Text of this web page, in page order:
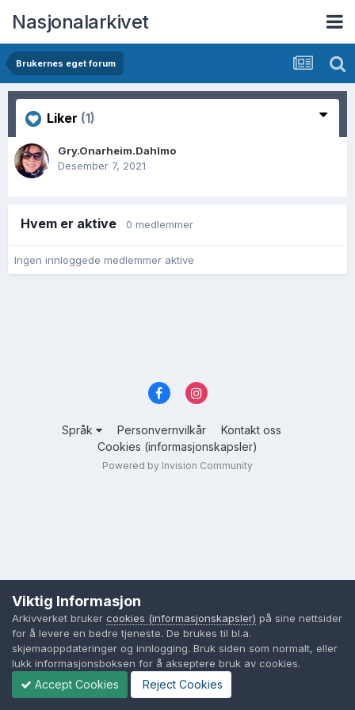
Nasjonalarkivet
Brukernes eget forum
Liker (1)
Gry.Onarheim.Dahlmo
Desember 7, 2021
Hvem er aktive 0 medlemmer
Ingen innloggede medlemmer aktive
Språk Personvernvilkår
Kontakt oss
Cookies (informasjonskapsler)
Powered by Invision Community
Viktig Informasjon
Arkivverket bruker cookies (informasjonskapsler) på sine nettsider
for å levere en bedre tjeneste. De brukes til bl.a.
skjemaoppdateringer og innlogging. Bruk siden som normalt, eller
lukk informasjonsboksen for å akseptere bruk av cookies.
Accept Cookies Reject Cookies